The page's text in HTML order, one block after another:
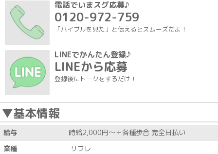
電話でいまスグ応募♪
0120-972-759
「バイブルを見た」と伝えるとスムーズだよ！
LINEでかんたん登録♪
LINEから応募
登録後にトークをするだけ！
▼基本情報
給与
時給2,000円～＋各種歩合 完全日払い
業種
リフレ